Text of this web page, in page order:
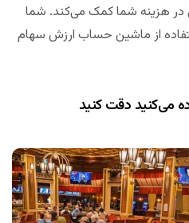
در هزینه شما کمک می‌کند. شما
از ماشین حساب ارزش سهام
می‌کنید دقت کنید